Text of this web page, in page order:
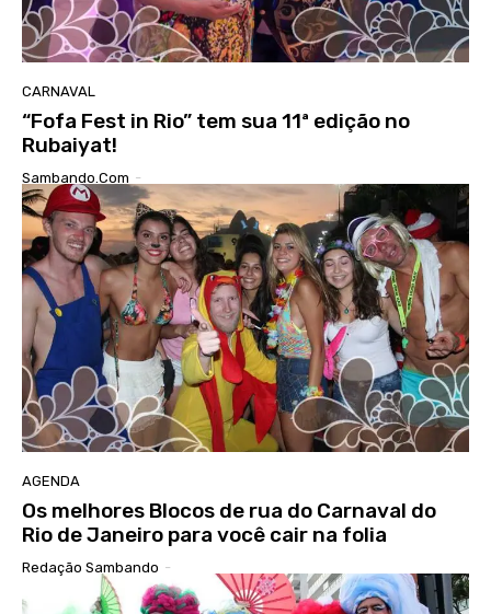
CARNAVAL
“Fofa Fest in Rio” tem sua 11ª edição no
Rubaiyat!
Sambando.com -
AGENDA
Os melhores Blocos de rua do Carnaval do
Rio de Janeiro para você cair na folia
Redação Sambando -